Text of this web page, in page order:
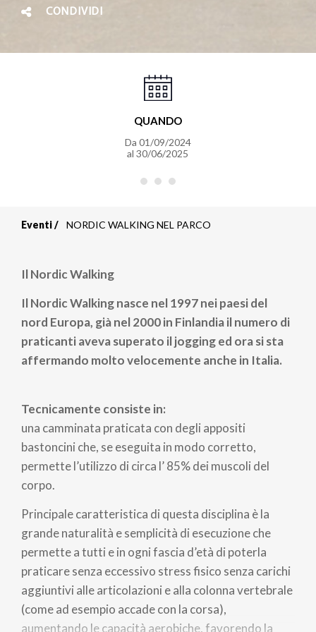
CONDIVIDI
QUANDO
Da 01/09/2024
al 30/06/2025
di
pane
Eventi NORDIC WALKING NEL PARCO
Il Nordic Walking
Il Nordic Walking nasce nel 1997 nei paesi del
nord Europa, già nel 2000 in Finlandia il numero di
praticanti aveva superato il jogging ed ora si sta
affermando molto velocemente anche in Italia.
Tecnicamente consiste in:
una camminata praticata con degli appositi
bastoncini che, se eseguita in modo corretto,
permette l’utilizzo di circa l’ 85% dei muscoli del
corpo.
Principale caratteristica di questa disciplina è la
grande naturalità e semplicità di esecuzione che
permette a tutti e in ogni fascia d’età di poterla
praticare senza eccessivo stress fisico senza carichi
aggiuntivi alle articolazioni e alla colonna vertebrale
(come ad esempio accade con la corsa),
aumentando le capacità aerobiche, favorendo la